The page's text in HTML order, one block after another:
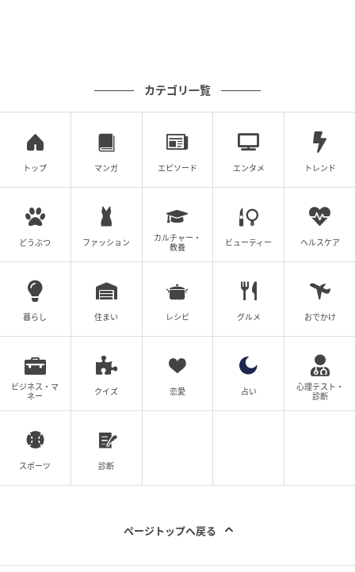
カロリー：200kcal
トマトベースに野菜を多く使用した食べ応えのある
スープ
トマトの風味をベースに、ごろっとした野菜で食べ応
えを出したメニューです。
ごぼうまるごと旨辛みそ
カテゴリ一覧
トップ マンガ エピソード エンタメ トレンド
どうぶつ ファッション
カルチャー・
教養
ビューティー ヘルスケア
暮らし 住まい レシピ グルメ おでかけ
ビジネス・マ
ネー
クイズ 恋愛 占い
心理テスト・
診断
スポーツ 診断
ページトップへ戻る